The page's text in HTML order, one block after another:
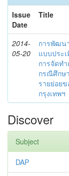
Issue
Date
Title
2014-
05-20
การพัฒน
แบบประ
การจัดท
กรณีศึกษ
รายย่อย
กรุงเทพฯ
Discover
Subject
DAP